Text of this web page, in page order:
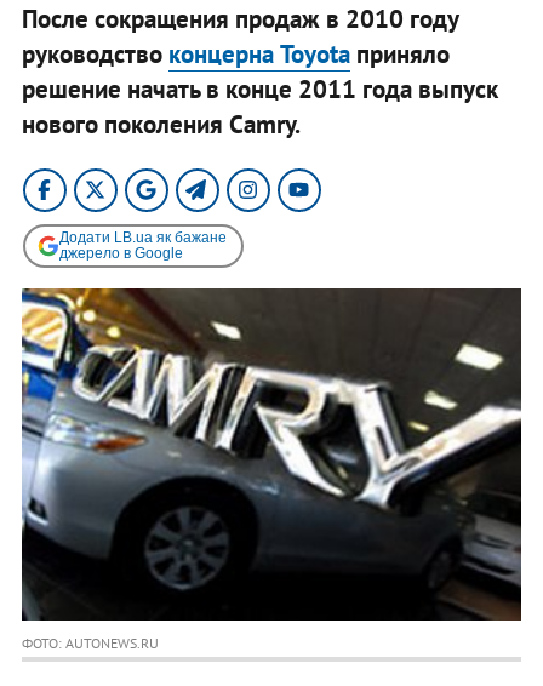
После сокращения продаж в 2010 году
руководство концерна Toyotaприняло
решение начать в конце 2011 года выпуск
нового поколения Camry.
Додати LB.ua як бажане
джерело в Google
ФОТО: AUTONEWS.RU